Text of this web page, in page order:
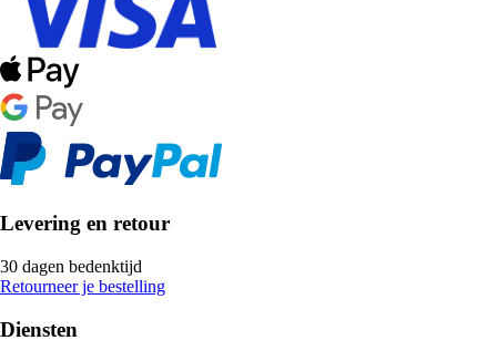
Levering en retour
30 dagen bedenktijd
Retourneer je bestelling
Diensten